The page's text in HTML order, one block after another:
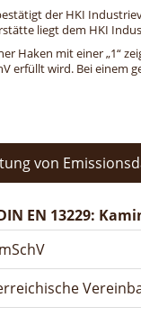
der HKI
liegt dem HKI
Haken mit einer „1“
erfüllt wird. Bei einem
von
EN 13229: